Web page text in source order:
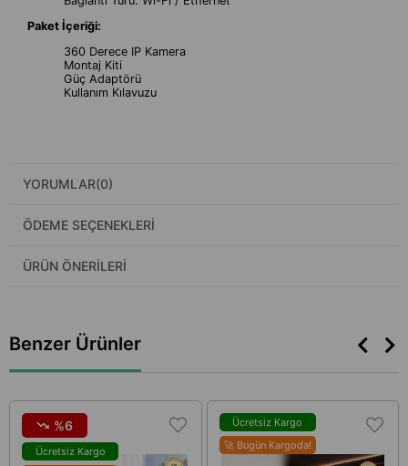
Paket İçeriği:
360 Derece IP Kamera
Montaj Kiti
Güç Adaptörü
Kullanım Kılavuzu
YORUMLAR(0)
ÖDEME SEÇENEKLERI
ÜRÜN ÖNERILERI
Benzer Ürünler
%6
Ücretsiz Kargo
Ücretsiz Kargo
🚀 Bugün Kargoda!